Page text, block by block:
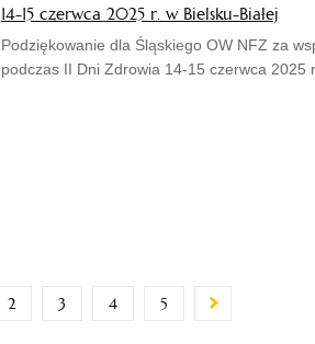
14-15 czerwca 2025 r. w Bielsku-Białej
Podziękowanie dla Śląskiego OW NFZ za
podczas II Dni Zdrowia 14-15 czerwca 2025
2 3 4 5